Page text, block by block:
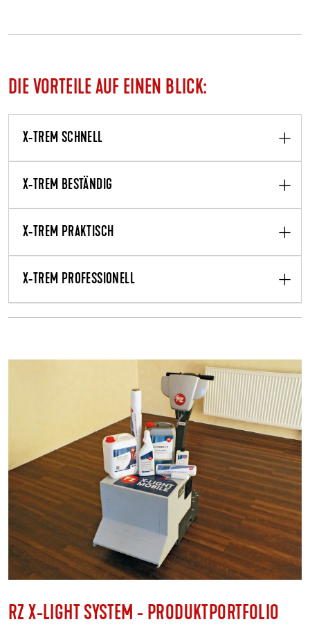
DIE VORTEILE AUF EINEN BLICK:
X-TREM SCHNELL
X-TREM BESTÄNDIG
X-TREM PRAKTISCH
X-TREM PROFESSIONELL
RZ X-LIGHT SYSTEM - PRODUKTPORTFOLIO